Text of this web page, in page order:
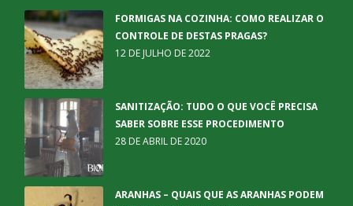
FORMIGAS NA COZINHA: COMO REALIZAR O
CONTROLE DE DESTAS PRAGAS?
12 DE JULHO DE 2022
SANITIZAÇÃO: TUDO O QUE VOCÊ PRECISA
SABER SOBRE ESSE PROCEDIMENTO
28 DE ABRIL DE 2020
ARANHAS – QUAIS QUE AS ARANHAS PODEM